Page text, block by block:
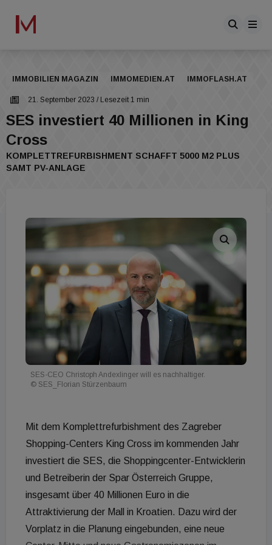
IMMOBILIEN MAGAZIN IMMOMEDIEN.AT IMMOFLASH.AT
21. September 2023 / Lesezeit 1 min
SES investiert 40 Millionen in King
Cross
KOMPLETTREFURBISHMENT SCHAFFT 5000 M2 PLUS
SAMT PV-ANLAGE
SES-CEO Christoph Andexlinger will es nachhaltiger.
© SES_Florian Stürzenbaum
Mit dem Komplettrefurbishment des Zagreber
Shopping-Centers King Cross im kommenden Jahr
investiert die SES, die Shoppingcenter-Entwicklerin
und Betreiberin der Spar Österreich Gruppe,
insgesamt über 40 Millionen Euro in die
Attraktivierung der Mall in Kroatien. Dazu wird der
Vorplatz in die Planung eingebunden, eine neue